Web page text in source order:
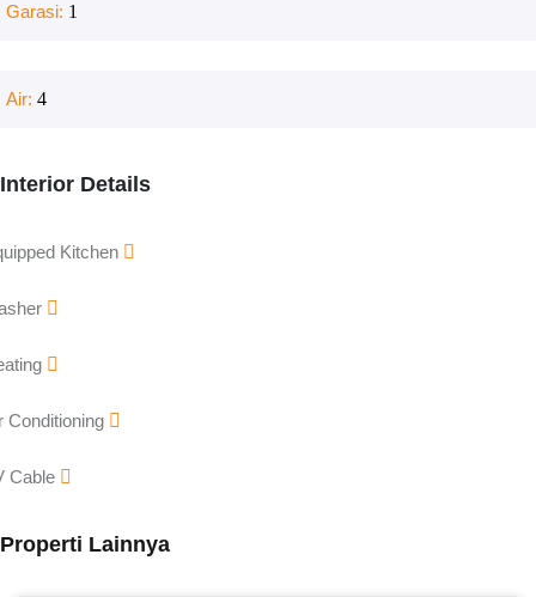
Garasi: 1
Air: 4
Interior Details
Kitchen
Conditioning
Cable
Properti Lainnya